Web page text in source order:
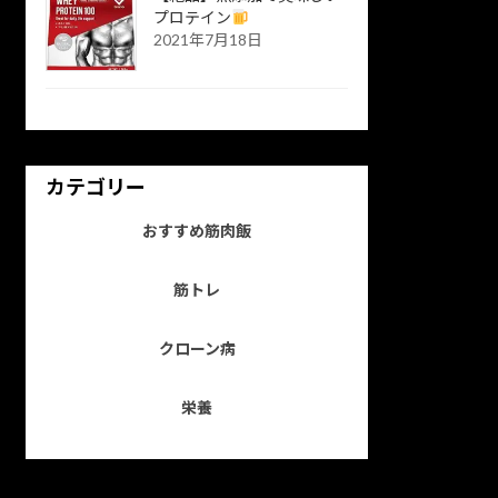
プロテイン
2021年7月18日
カテゴリー
おすすめ筋肉飯
筋トレ
クローン病
栄養